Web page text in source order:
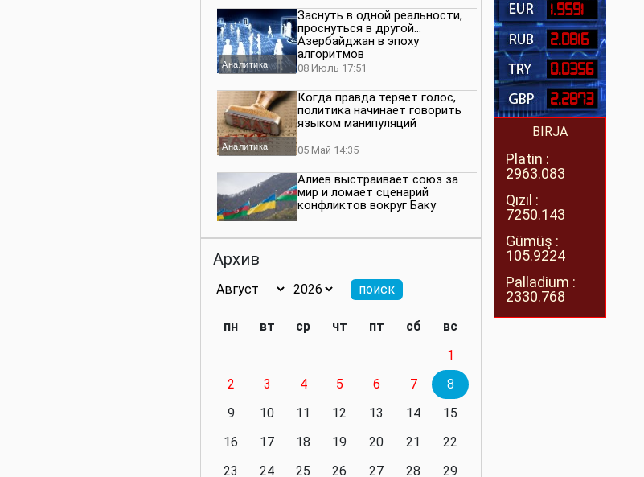
Аналитика
Заснуть в одной реальности,
проснуться в другой…
Азербайджан в эпоху
алгоритмов
08 Июль 17:51
Аналитика
Когда правда теряет голос,
политика начинает говорить
языком манипуляций
05 Май 14:35
Алиев выстраивает союз за
мир и ломает сценарий
конфликтов вокруг Баку
значимость региона
нейтралитета больше не будет
Политика
президенту приходится все
делать самому
Архив
пн вт ср чт пт сб
вс
1
2
3 4 5 6 7
8
9
10 11 12 13 14
15
16
17 18 19 20 21
22
23
24 25 26 27 28
29
1.9591
2.0816
0.0356
2.2873
BİRJA
Platin :
2963.083
Qızıl :
7250.143
Gümüş :
105.9224
Palladium :
2330.768